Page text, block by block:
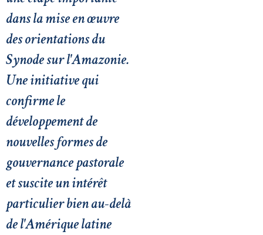
dans la mise en œuvre
des orientations du
Synode sur l'Amazonie.
Une initiative qui
confirme le
développement de
nouvelles formes de
gouvernance pastorale
et suscite un intérêt
particulier bien au-delà
de l'Amérique latine